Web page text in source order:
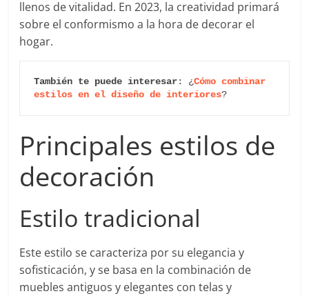
llenos de vitalidad. En 2023, la creatividad primará
sobre el conformismo a la hora de decorar el
hogar.
También te puede interesar: ¿Cómo combinar
estilos en el diseño de interiores?
Principales estilos de
decoración
Estilo tradicional
Este estilo se caracteriza por su elegancia y
sofisticación, y se basa en la combinación de
muebles antiguos y elegantes con telas y